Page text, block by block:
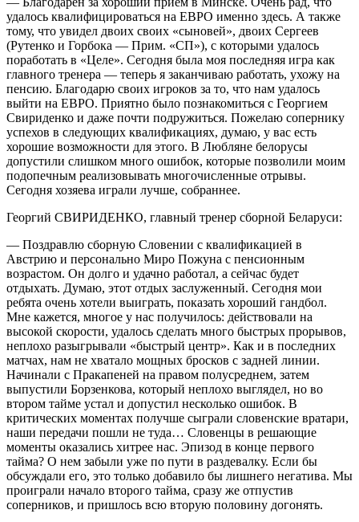
удалось квалифицироваться на ЕВРО именно здесь. А также
тому, что увидел двоих своих «сыновей», двоих Сергеев
(Рутенко и Горбока — Прим. «СП»), с которыми удалось
поработать в «Целе». Сегодня была моя последняя игра как
главного тренера — теперь я заканчиваю работать, ухожу на
пенсию. Благодарю своих игроков за то, что нам удалось
выйти на ЕВРО. Приятно было познакомиться с Георгием
Свириденко и даже почти подружиться. Пожелаю сопернику
успехов в следующих квалификациях, думаю, у вас есть
хорошие возможности для этого. В Любляне белорусы
допустили слишком много ошибок, которые позволили моим
подопечным реализовывать многочисленные отрывы.
Сегодня хозяева играли лучше, собраннее.
Георгий СВИРИДЕНКО, главный тренер сборной Беларуси:
— Поздравлю сборную Словении с квалификацией в
Австрию и персонально Миро Пожуна с пенсионным
возрастом. Он долго и удачно работал, а сейчас будет
отдыхать. Думаю, этот отдых заслуженный. Сегодня мои
ребята очень хотели выиграть, показать хороший гандбол.
Мне кажется, многое у нас получилось: действовали на
высокой скорости, удалось сделать много быстрых прорывов,
неплохо разыгрывали «быстрый центр». Как и в последних
матчах, нам не хватало мощных бросков с задней линии.
Начинали с Пракапеней на правом полусреднем, затем
выпустили Борзенкова, который неплохо выглядел, но во
втором тайме устал и допустил несколько ошибок. В
критических моментах получше сыграли словенские вратари,
наши передачи пошли не туда… Словенцы в решающие
моменты оказались хитрее нас. Эпизод в конце первого
тайма? О нем забыли уже по пути в раздевалку. Если бы
обсуждали его, это только добавило бы лишнего негатива. Мы
проиграли начало второго тайма, сразу же отпустив
соперников, и пришлось всю вторую половину догонять.